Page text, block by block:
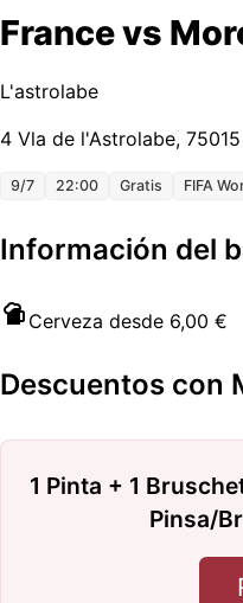
France vs
L'astrolabe
4 Vla de l'Astrolabe,
9/7 22:00 Gratis FIFA
Información del
Cerveza desde 6,00 €
Descuentos con
1 Pinta + 1
Pinsa/